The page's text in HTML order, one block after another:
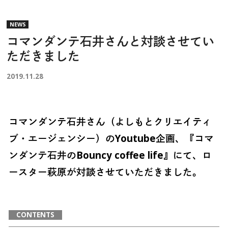
NEWS
コマンダンテ石井さんと対談させてい
ただきました
2019.11.28
コマンダンテ石井さん（よしもとクリエイティ
ブ・エージェンシー）のYoutube企画、『コマ
ンダンテ石井のBouncy coffee life』にて、ロ
ースター萩原が対談させていただきました。
CONTENTS